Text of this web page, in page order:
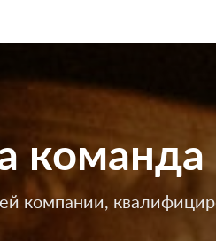
команда
компании,